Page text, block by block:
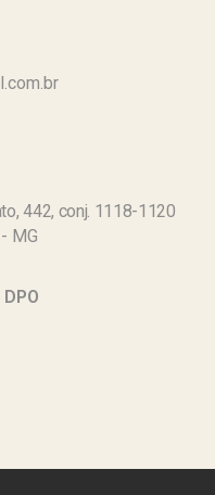
442, conj. 1118-1120
MG